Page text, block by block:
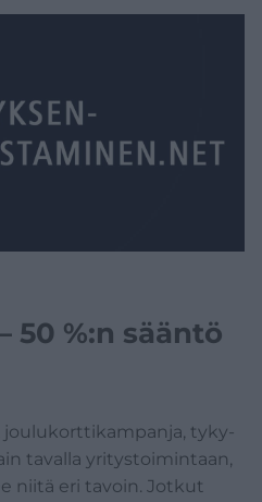
50 %:n sääntö
joulukorttikampanja, tyky-
tavalla yritystoimintaan,
niitä eri tavoin. Jotkut